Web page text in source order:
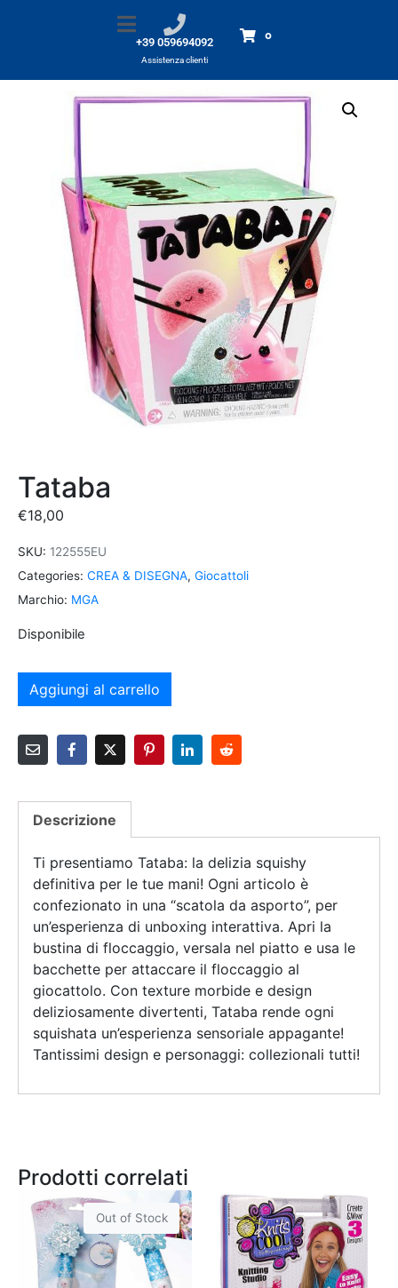
+39 059694092
Assistenza clienti
0
Prodotti Tataba
Tataba
€18,00
SKU: 122555EU
Categories: CREA & DISEGNA, Giocattoli
Marchio: MGA
Disponibile
Aggiungi al carrello
Descrizione
Ti presentiamo Tataba: la delizia squishy
definitiva per le tue mani! Ogni articolo è
confezionato in una “scatola da asporto”, per
un’esperienza di unboxing interattiva. Apri la
bustina di floccaggio, versala nel piatto e usa le
bacchette per attaccare il floccaggio al
giocattolo. Con texture morbide e design
deliziosamente divertenti, Tataba rende ogni
squishata un’esperienza sensoriale appagante!
Tantissimi design e personaggi: collezionali tutti!
Prodotti correlati
Out of Stock